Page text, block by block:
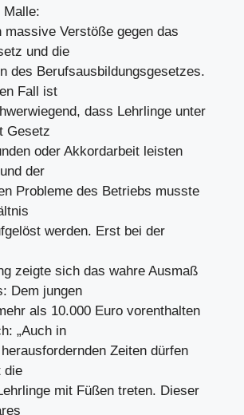
Malle:
massive Verstöße gegen das
und die
des Berufsausbildungsgesetzes.
Fall ist
dass Lehrlinge unter
Gesetz
oder Akkordarbeit leisten
der
Probleme des Betriebs musste
werden. Erst bei der
zeigte sich das wahre Ausmaß
Dem jungen
als 10.000 Euro vorenthalten
„Auch in
Zeiten dürfen
die
mit Füßen treten. Dieser